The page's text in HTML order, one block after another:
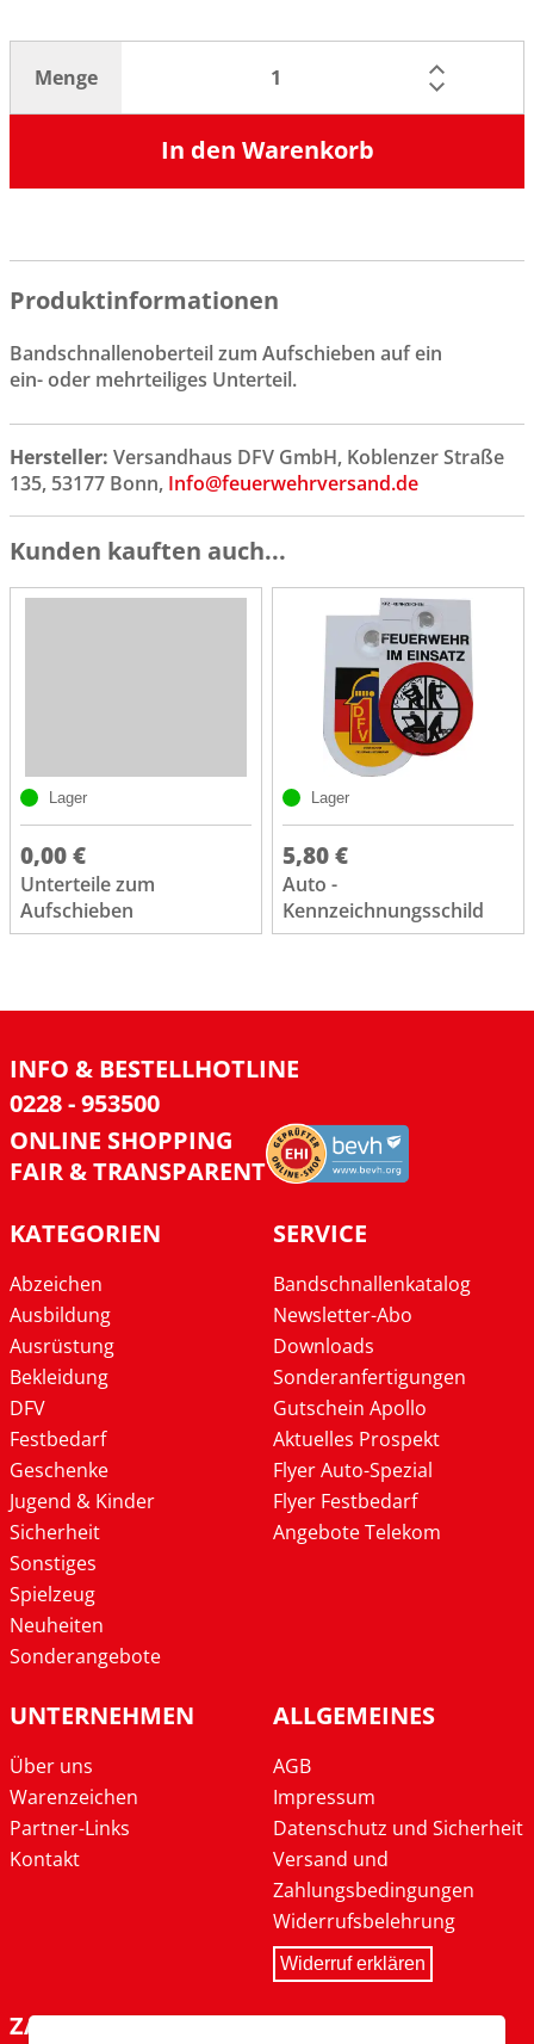
Menge
In den Warenkorb
Produktinformationen
Bandschnallenoberteil zum Aufschieben auf ein
ein- oder mehrteiliges Unterteil.
Hersteller: Versandhaus DFV GmbH, Koblenzer Straße
135, 53177 Bonn, Info@feuerwehrversand.de
Kunden kauften auch...
Lager
0,00 €
Unterteile zum
Aufschieben
Lager
5,80 €
Auto -
Kennzeichnungsschild
INFO & BESTELLHOTLINE
0228 - 953500
ONLINE SHOPPING
FAIR & TRANSPARENT
KATEGORIEN
Abzeichen
Ausbildung
Ausrüstung
Bekleidung
DFV
Festbedarf
Geschenke
Jugend & Kinder
Sicherheit
Sonstiges
Spielzeug
Neuheiten
Sonderangebote
SERVICE
Bandschnallenkatalog
Newsletter-Abo
Downloads
Sonderanfertigungen
Gutschein Apollo
Aktuelles Prospekt
Flyer Auto-Spezial
Flyer Festbedarf
Angebote Telekom
UNTERNEHMEN
Über uns
Warenzeichen
Partner-Links
Kontakt
ALLGEMEINES
AGB
Impressum
Datenschutz und Sicherheit
Versand und
Zahlungsbedingungen
Widerrufsbelehrung
Widerruf erklären
ZAHLARTEN